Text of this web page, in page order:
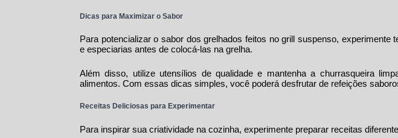
Dicas para Maximizar o Sabor
Para potencializar o sabor dos grelhados feitos nogrill suspenso, experimente
e especiarias antes de colocá-las na grelha.
Além disso, utilize utensílios de qualidade e mantenha a churrasqueira
alimentos. Com essas dicas simples, você poderá desfrutar de refeições
Receitas Deliciosas para Experimentar
Para inspirar sua criatividade na cozinha, experimente preparar receitas